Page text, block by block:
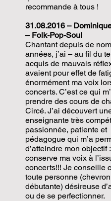
recommande à tous !
31.08.2016 –
– Folk-Pop-Soul
Chantant depuis de
années, j’ai – au fil du
acquis de mauvais
avaient pour effet de
énormément ma voix
concerts. C’est ce qui
prendre des cours de
Circé. J’ai découvert
enseignante très
passionnée, patiente et
pédagogue qui m’a
d’atteindre mon objectif
conserve ma voix à
concerts!!! Je conseille
toute personne
débutante) désireuse
ou de se perfectionner.